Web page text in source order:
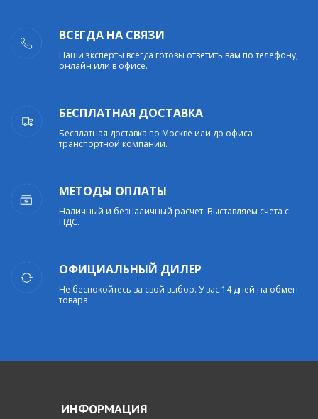
ВСЕГДА НА СВЯЗИ
Наши эксперты всегда готовы ответить вам по телефону,
онлайн или в офисе.
БЕСПЛАТНАЯ ДОСТАВКА
Бесплатная доставка по Москве или до офиса
транспортной компании.
МЕТОДЫ ОПЛАТЫ
Наличный и безналичный расчет. Выставляем счета с
НДС.
ОФИЦИАЛЬНЫЙ ДИЛЕР
Не беспокойтесь за свой выбор. У вас 14 дней на обмен
товара.
ИНФОРМАЦИЯ